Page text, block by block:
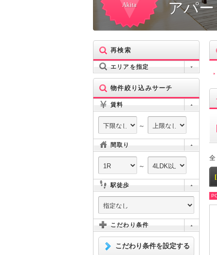
Akita
アパ
再検索
エリアを指定
物件絞り込みサーチ
賃料
～
間取り
～
駅徒歩
こだわり条件
こだわり条件を設定する
全